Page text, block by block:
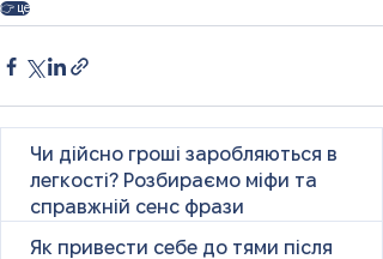
👉 це
Чи дійсно гроші заробляються в
легкості? Розбираємо міфи та
справжній сенс фрази
Як привести себе до тями після